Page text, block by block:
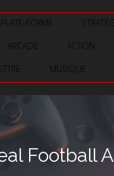
PLATE-FORME
ARCADE ACTION
MUSIQUE
Football